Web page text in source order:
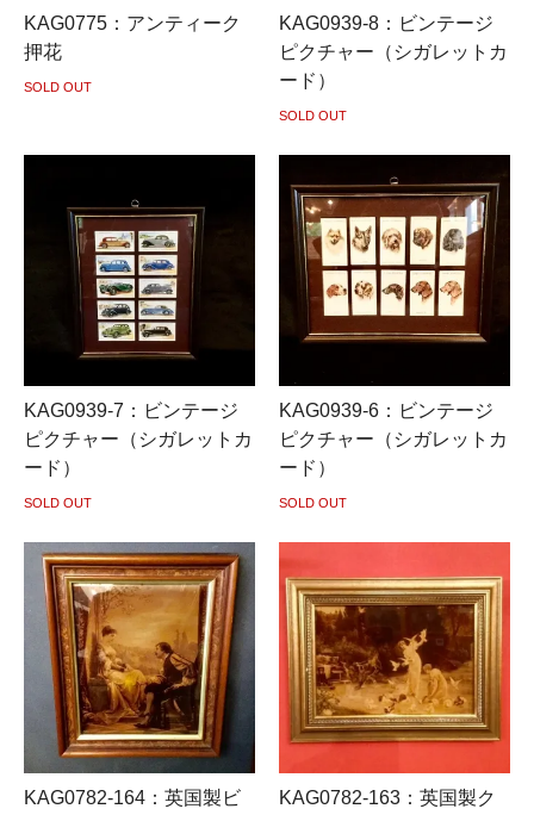
KAG0775：アンティーク
押花
SOLD OUT
KAG0939-8：ビンテージ
ピクチャー（シガレットカ
ード）
SOLD OUT
KAG0939-7：ビンテージ
ピクチャー（シガレットカ
ード）
SOLD OUT
KAG0939-6：ビンテージ
ピクチャー（シガレットカ
ード）
SOLD OUT
KAG0782-164：英国製ビ
KAG0782-163：英国製ク